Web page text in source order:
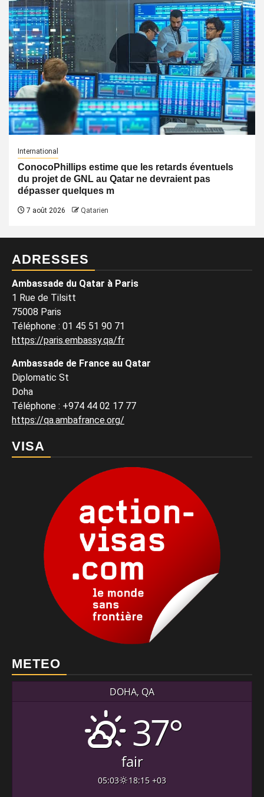
International
ConocoPhillips estime que les retards éventuels
du projet de GNL au Qatar ne devraient pas
dépasser quelques m
7 août 2026 Qatarien
ADRESSES
Ambassade du Qatar à Paris
1 Rue de Tilsitt
75008 Paris
Téléphone : 01 45 51 90 71
https://paris.embassy.qa/fr
Ambassade de France au Qatar
Diplomatic St
Doha
Téléphone : +974 44 02 17 77
https://qa.ambafrance.org/
VISA
METEO
DOHA, QA
37°
fair
05:03 18:15 +03